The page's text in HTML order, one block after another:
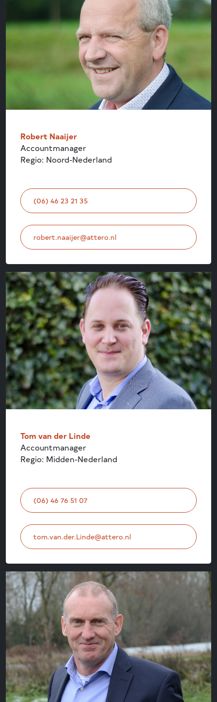
Robert Naaijer
Accountmanager
Regio: Noord-Nederland
(06) 46 23 21 35
robert.naaijer@attero.nl
Tom van der Linde
Accountmanager
Regio: Midden-Nederland
(06) 46 76 51 07
tom.van.der.Linde@attero.nl